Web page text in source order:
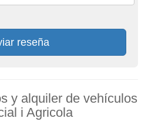
reseña
y alquiler de vehículos
i Agricola